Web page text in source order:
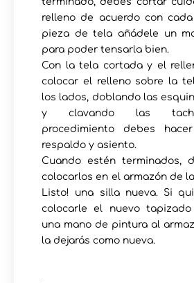
relleno de acuerdo con
pieza de tela añádele un
para poder tensarla bien.
Con la tela cortada y el
colocar el relleno sobre la
los lados, doblando las
y clavando las
procedimiento debes
respaldo y asiento.
Cuando estén terminados,
colocarlos en el armazón de
Listo! una silla nueva. Si
colocarle el nuevo
una mano de pintura al
la dejarás como nueva.